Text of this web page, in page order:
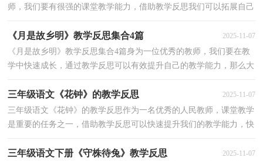
师，我们要有很强的课堂教学能力，借助教学反思我们可以拓展自己
《月是故乡明》教学反思集合4篇 2025-11-07
《月是故乡明》教学反思集合4篇身为一位优秀的教师，我们要在教
学中快速成长，通过教学反思可以有效提升自己的教学能力，那么大
三年级语文《花钟》的教学反思 2025-11-07
三年级语文《花钟》的教学反思作为一名优秀的人民教师，课堂教学
是重要的任务之一，借助教学反思可以快速提升我们的教学能力，快
三年级语文下册《守株待兔》教学反思 2025-11-07